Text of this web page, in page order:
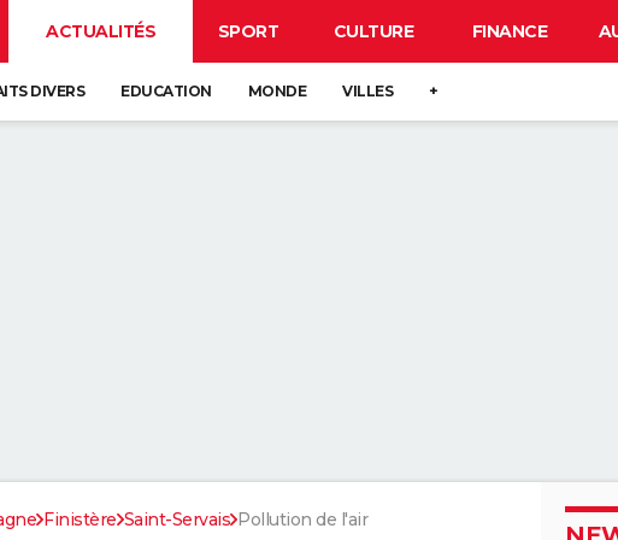
ACTUALITÉS SPORT CULTURE FINANCE
DIVERS EDUCATION MONDE VILLES +
Finistère Saint-Servais Pollution de l'air